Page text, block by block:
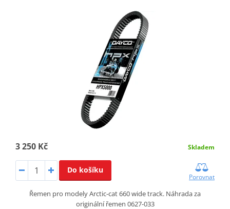
3 250 Kč Skladem
Do košíku
Porovnat
Řemen pro modely Arctic-cat 660 wide track. Náhrada za
originální řemen 0627-033